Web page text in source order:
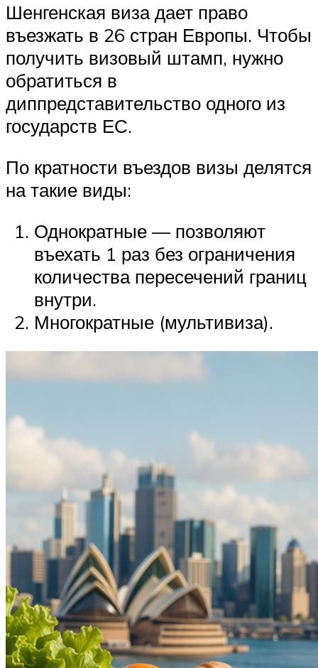
Шенгенская виза дает право
въезжать в 26 стран Европы. Чтобы
получить визовый штамп, нужно
обратиться в
диппредставительство одного из
государств ЕС.
По кратности въездов визы делятся
на такие виды:
Однократные — позволяют
въехать 1 раз без ограничения
количества пересечений границ
внутри.
Многократные (мультивиза).